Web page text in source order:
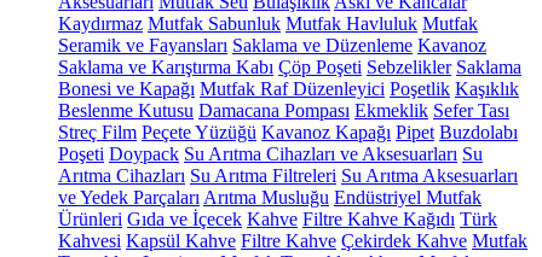
Kaydırmaz Mutfak Sabunluk Mutfak Havluluk Mutfak
Seramik ve Fayansları Saklama ve Düzenleme Kavanoz
Saklama ve Karıştırma Kabı Çöp Poşeti Sebzelikler Saklama
Bonesi ve Kapağı Mutfak Raf Düzenleyici Poşetlik Kaşıklık
Beslenme Kutusu Damacana Pompası Ekmeklik Sefer Tası
Streç Film Peçete Yüzüğü Kavanoz Kapağı Pipet Buzdolabı
Poşeti Doypack Su Arıtma Cihazları ve Aksesuarları Su
Arıtma Cihazları Su Arıtma Filtreleri Su Arıtma Aksesuarları
ve Yedek Parçaları Arıtma Musluğu Endüstriyel Mutfak
Ürünleri Gıda ve İçecek Kahve Filtre Kahve Kağıdı Türk
Kahvesi Kapsül Kahve Filtre Kahve Çekirdek Kahve Mutfak